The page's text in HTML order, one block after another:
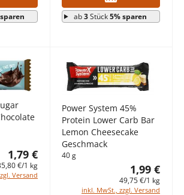
ab3Stück5% sparen
1,79 €
€/1 kg
Versand
Power System 45%
Protein Lower Carb Bar
Lemon Cheesecake
Geschmack
40 g
1,99 €
49,75 €/1 kg
inkl. MwSt., zzgl. Versand